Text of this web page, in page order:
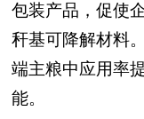
包装产品，促使
秆基可降解材料
端主粮中应用率
能。